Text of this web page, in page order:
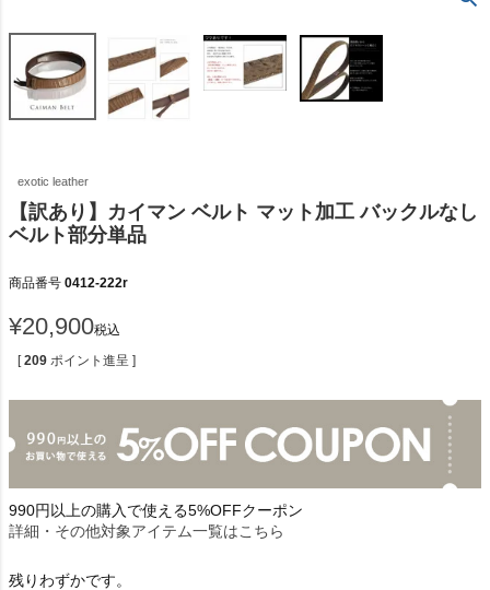
exotic leather
【訳あり】カイマン ベルト マット加工 バックルなし
ベルト部分単品
商品番号 0412-222r
¥20,900税込
[ 209 ポイント進呈 ]
990円以上の購入で使える5%OFFクーポン
詳細・その他対象アイテム一覧はこちら
残りわずかです。